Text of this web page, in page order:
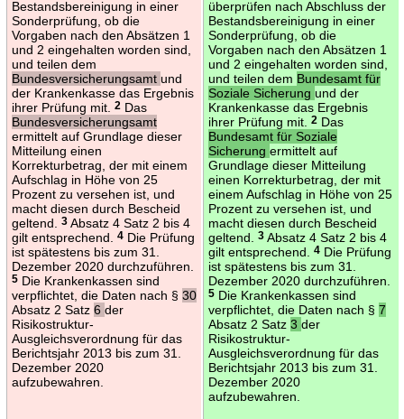
Bestandsbereinigung in einer
Sonderprüfung, ob die
Vorgaben nach den Absätzen 1
und 2 eingehalten worden sind,
und teilen dem
Bundesversicherungsamt und
der Krankenkasse das Ergebnis
ihrer Prüfung mit.
2Das
Bundesversicherungsamt
ermittelt auf Grundlage dieser
Mitteilung einen
Korrekturbetrag, der mit einem
Aufschlag in Höhe von 25
Prozent zu versehen ist, und
macht diesen durch Bescheid
geltend.
3Absatz 4 Satz 2 bis 4
gilt entsprechend.
4Die Prüfung
ist spätestens bis zum 31.
Dezember 2020 durchzuführen.
5Die Krankenkassen sind
verpflichtet, die Daten nach § 30
Absatz 2 Satz 6 der
Risikostruktur-
Ausgleichsverordnung für das
Berichtsjahr 2013 bis zum 31.
Dezember 2020
aufzubewahren.
überprüfen nach Abschluss der
Bestandsbereinigung in einer
Sonderprüfung, ob die
Vorgaben nach den Absätzen 1
und 2 eingehalten worden sind,
und teilen dem Bundesamt für
Soziale Sicherung und der
Krankenkasse das Ergebnis
ihrer Prüfung mit.
2Das
Bundesamt für Soziale
Sicherung ermittelt auf
Grundlage dieser Mitteilung
einen Korrekturbetrag, der mit
einem Aufschlag in Höhe von 25
Prozent zu versehen ist, und
macht diesen durch Bescheid
geltend.
3Absatz 4 Satz 2 bis 4
gilt entsprechend.
4Die Prüfung
ist spätestens bis zum 31.
Dezember 2020 durchzuführen.
5Die Krankenkassen sind
verpflichtet, die Daten nach § 7
Absatz 2 Satz 3 der
Risikostruktur-
Ausgleichsverordnung für das
Berichtsjahr 2013 bis zum 31.
Dezember 2020
aufzubewahren.